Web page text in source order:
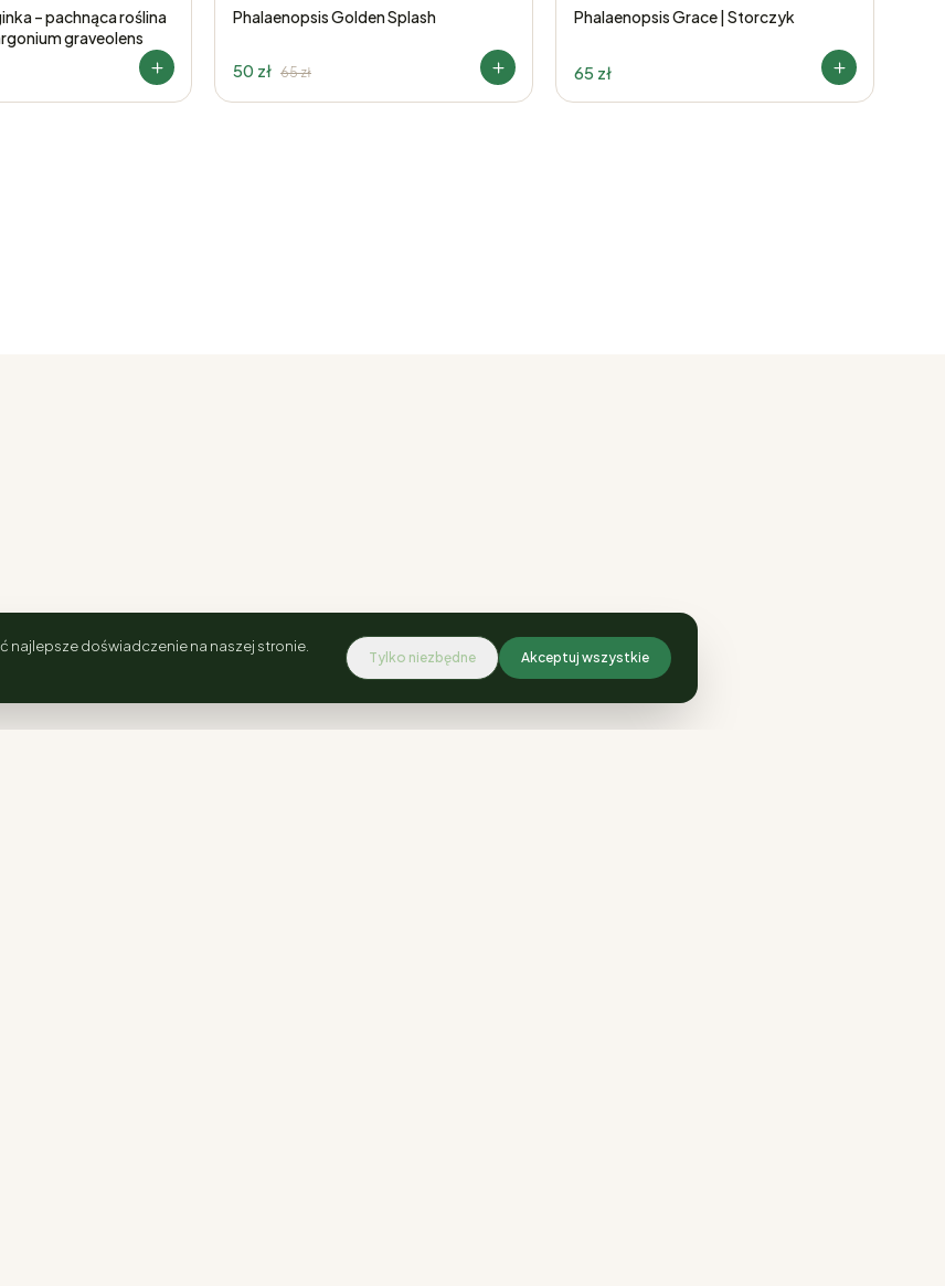
– pachnąca roślina
graveolens
Phalaenopsis Golden Splash
50 zł 65zł
Phalaenopsis Grace | Storczyk
65 zł
najlepsze doświadczenie na naszej stronie.
Tylko niezbędne Akceptuj wszystkie